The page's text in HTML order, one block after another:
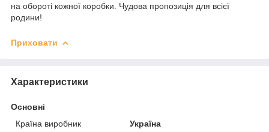
на обороті кожної коробки. Чудова пропозиція для всієї
родини!
Приховати
Характеристики
Основні
Країна виробник
Україна